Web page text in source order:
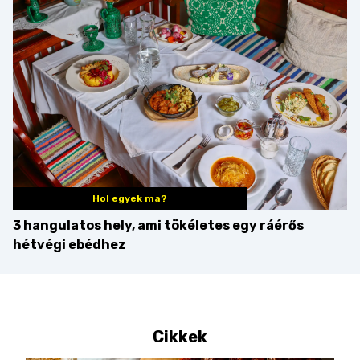
zseniális
Hol egyek ma?
3 hangulatos hely, ami tökéletes egy ráérős
hétvégi ebédhez
Cikkek